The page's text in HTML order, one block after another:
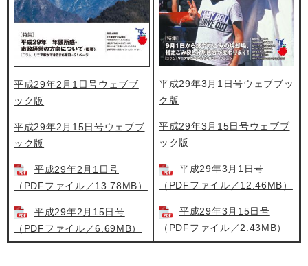
平成29年2月1日号ウェブブ
ック版
平成29年2月15日号ウェブブ
ック版
平成29年2月1日号
（PDFファイル／13.78MB）
平成29年2月15日号
（PDFファイル／6.69MB）
平成29年3月1日号ウェブブッ
ク版
平成29年3月15日号ウェブブ
ック版
平成29年3月1日号
（PDFファイル／12.46MB）
平成29年3月15日号
（PDFファイル／2.43MB）